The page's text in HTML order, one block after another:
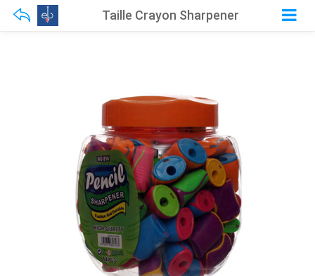
Taille Crayon Sharpener